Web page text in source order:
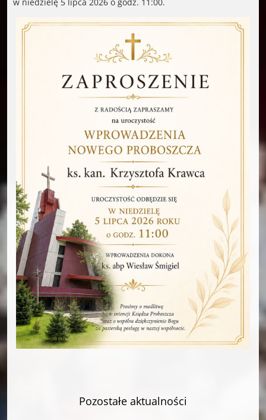
Pozostałe aktualności